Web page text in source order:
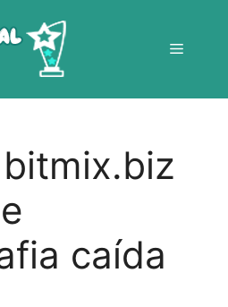
Menu
caída